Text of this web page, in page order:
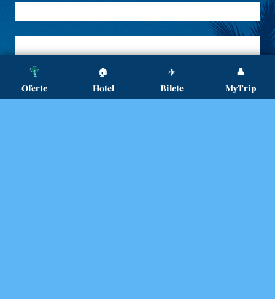
Oferte
🏠
Hotel
✈️
Bilete
👤
MyTrip